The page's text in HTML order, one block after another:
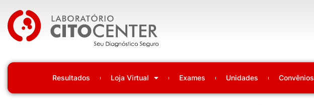
Laboratório Citocenter
Resultados Loja Virtual Exames Unidades Convênios